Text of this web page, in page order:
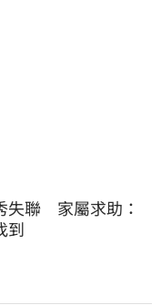
失聯　家屬求助：
到